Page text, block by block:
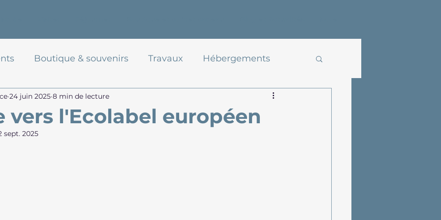
Boutique & souvenirs Travaux Hébergements
vers l'Ecolabel européen
24 juin 2025 8 min de lecture
sept. 2025